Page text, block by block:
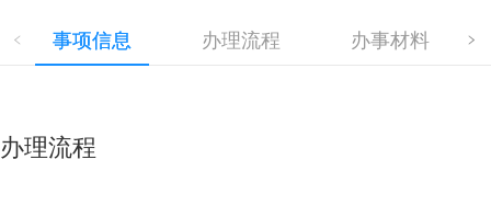
事项信息 办理流程 办事材料
办理流程